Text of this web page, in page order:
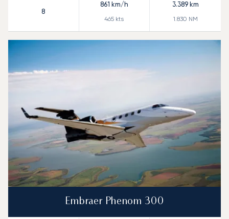
8
861 km/h
465 kts
3.389km
1.830 NM
Embraer Phenom 300